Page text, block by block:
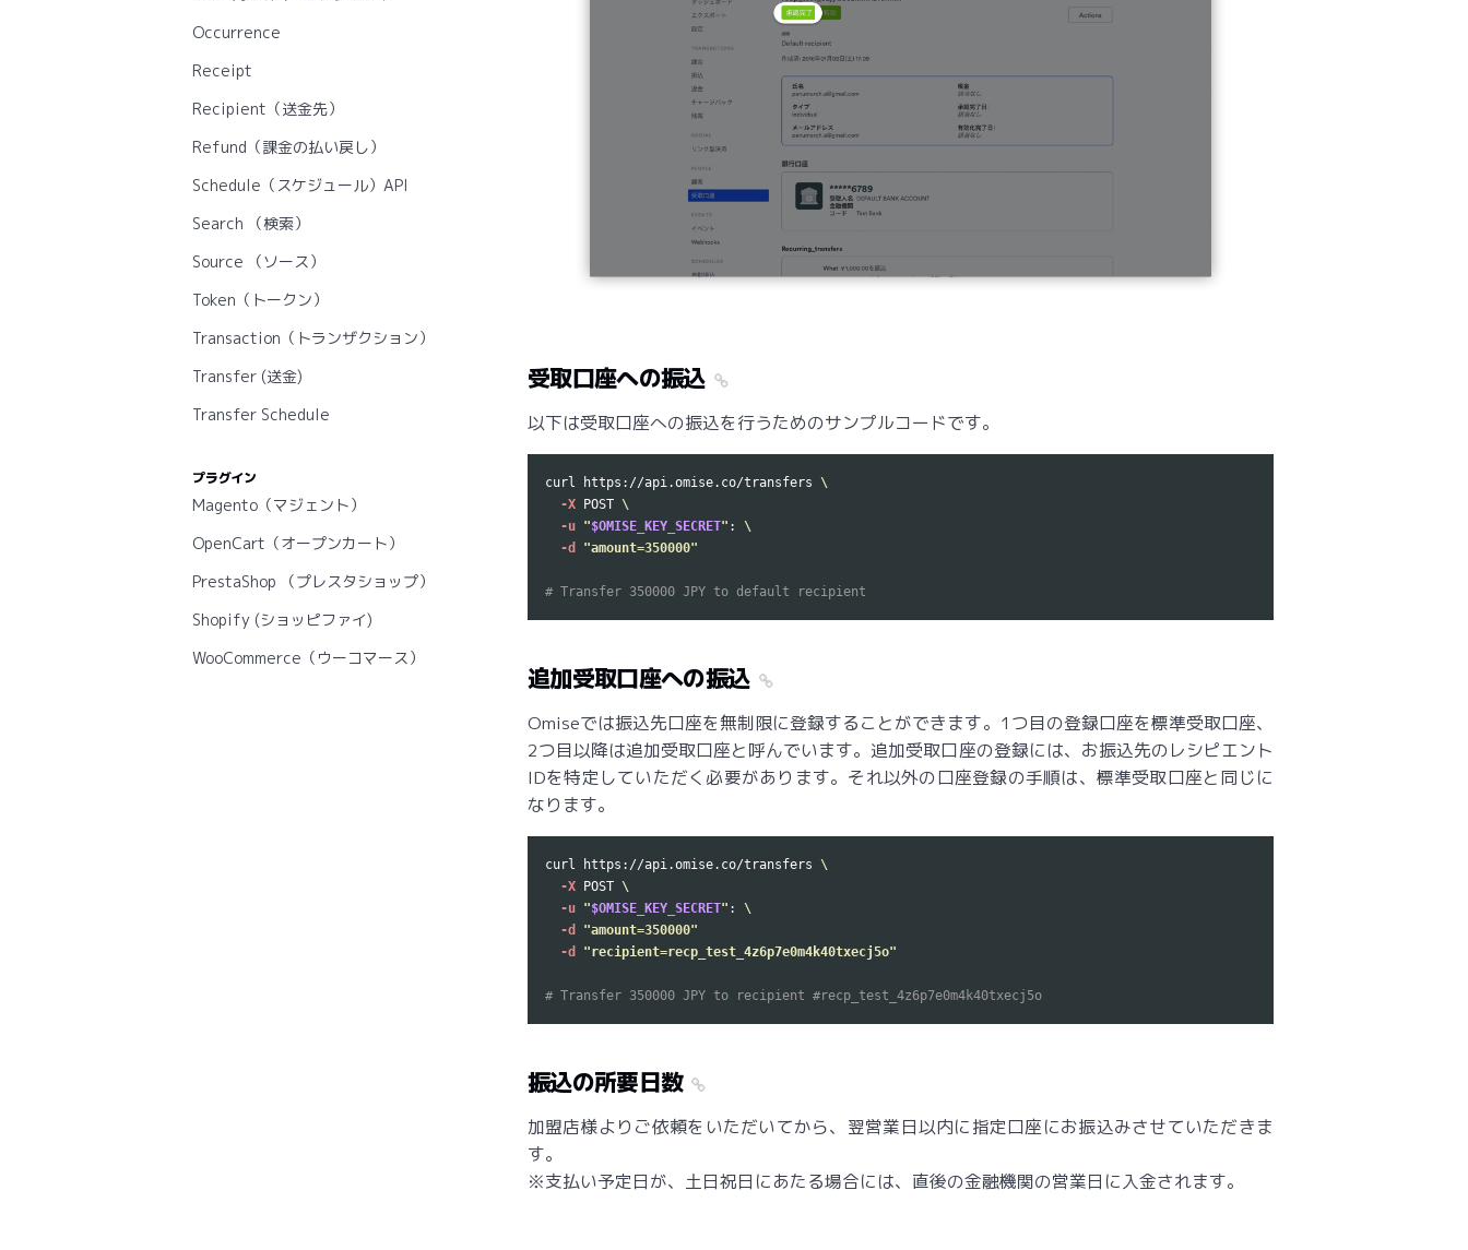
Occurrence
Receipt
Recipient（送金先）
Refund（課金の払い戻し）
Schedule（スケジュール）API
Search （検索）
Source （ソース）
Token（トークン）
Transaction（トランザクション）
Transfer (送金)
Transfer Schedule
プラグイン
Magento（マジェント）
OpenCart（オープンカート）
PrestaShop （プレスタショップ）
Shopify (ショッピファイ)
WooCommerce（ウーコマース）
受取口座への振込
以下は受取口座への振込を行うためのサンプルコードです。
curl https://api.omise.co/transfers \
-X POST \
-u "$OMISE_KEY_SECRET" : \
-d
"amount=350000"
# Transfer 350000 JPY to default recipient
追加受取口座への振込
Omiseでは振込先口座を無制限に登録することができます。1つ目の登録口座を標準受取口座、
2つ目以降は追加受取口座と呼んでいます。追加受取口座の登録には、お振込先のレシピエント
IDを特定していただく必要があります。それ以外の口座登録の手順は、標準受取口座と同じに
なります。
curl https://api.omise.co/transfers \
-X POST \
-u "$OMISE_KEY_SECRET" : \
-d
"amount=350000"
-d
"recipient=recp_test_4z6p7e0m4k40txecj5o"
# Transfer 350000 JPY to recipient #recp_test_4z6p7e0m4k40txecj5o
振込の所要日数
加盟店様よりご依頼をいただいてから、翌営業日以内に指定口座にお振込みさせていただきま
す。
※支払い予定日が、土日祝日にあたる場合には、直後の金融機関の営業日に入金されます。